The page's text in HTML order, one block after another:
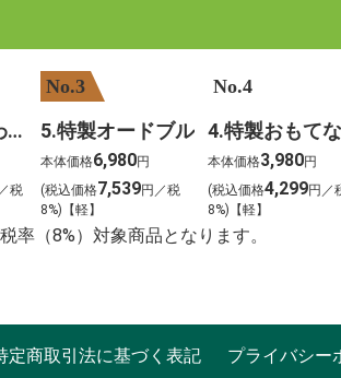
1.寿司盛り合わせ 饗宴～きょうえん～
税
No.3
5.特製オードブル
本体価格6,980円
(税込価格7,539円／税
8%)【軽】
No.4
本体価格3,980円
(税込価格4,299円／
8%)【軽】
率（8%）対象商品となります。
定商取引法に基づく表記 プライバシー